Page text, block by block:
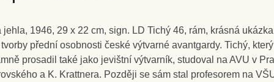
života, lidské existence; poetistické teorie a Seuratův
představovalo prostředí kaváren, dění na ulicích,
maloval imaginativní portréty, zátiší; věnoval se ilustraci, kresbě a
kresby uveřejňoval časopisecky; příležitostně od 20. let
jehla, 1946, 29 x 22 cm, sign. LD Tichý 46, rám, krásná
přední osobnosti české výtvarné avantgardy. Tichý,
prosadil také jako jevištní výtvarník, studoval na AVU v
a K. Krattnera. Později se sám stal profesorem na